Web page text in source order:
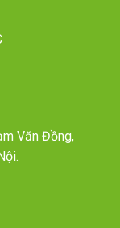
Văn Đồng,